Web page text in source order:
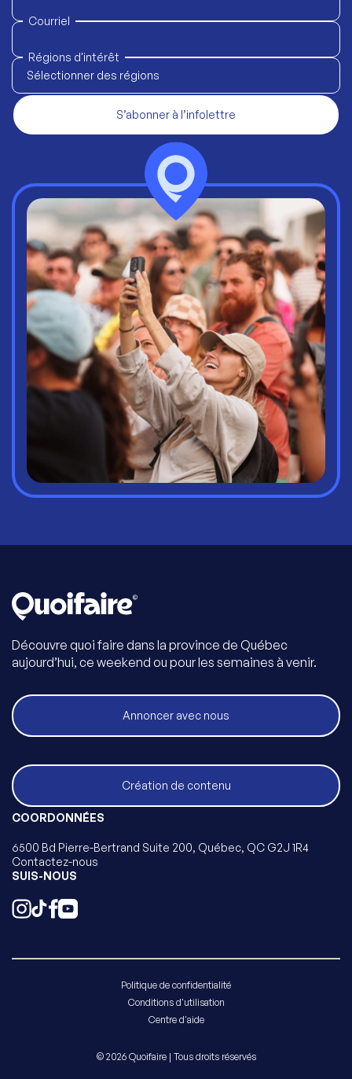
Courriel
Régions d'intérêt
Sélectionner des régions
S’abonner à l’infolettre
Découvre quoi faire dans la province de Québec
aujourd’hui, ce weekend ou pour les semaines à venir.
Annoncer avec nous
Création de contenu
COORDONNÉES
6500 Bd Pierre-Bertrand Suite 200, Québec, QC G2J 1R4
Contactez-nous
SUIS-NOUS
Politique de confidentialité
Conditions d'utilisation
Centre d'aide
© 2026 Quoifaire | Tous droits réservés